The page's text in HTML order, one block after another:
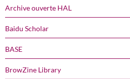
Archive ouverte HAL
Baidu Scholar
BASE
BrowZine Library